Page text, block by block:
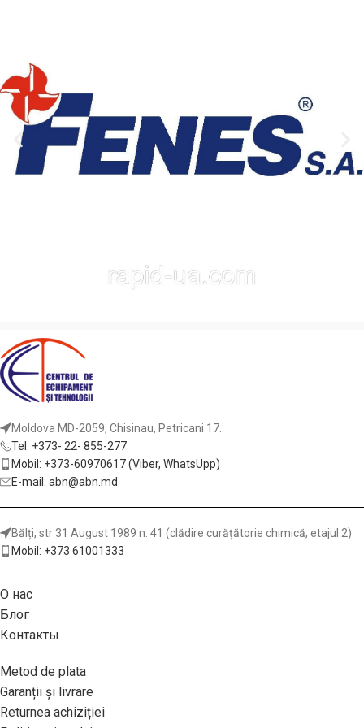
Moldova MD-2059, Chisinau, Petricani 17.
Tel: +373- 22- 855-277
Mobil: +373-60970617 (Viber, WhatsUpp)
E-mail: abn@abn.md
Bălți, str 31 August 1989 n. 41 (clădire curățătorie chimică, etajul 2)
Mobil: +373 61001333
О нас
Блог
Контакты
Metod de plata
Garanții și livrare
Returnea achiziției